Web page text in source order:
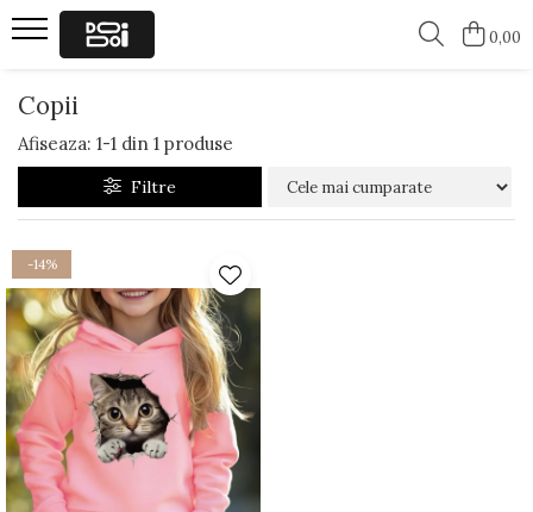
Tricouri Funny
Tricouri Funny
0,00
Copii
Afiseaza: 1-1 din 1 produse
Filtre
-14%